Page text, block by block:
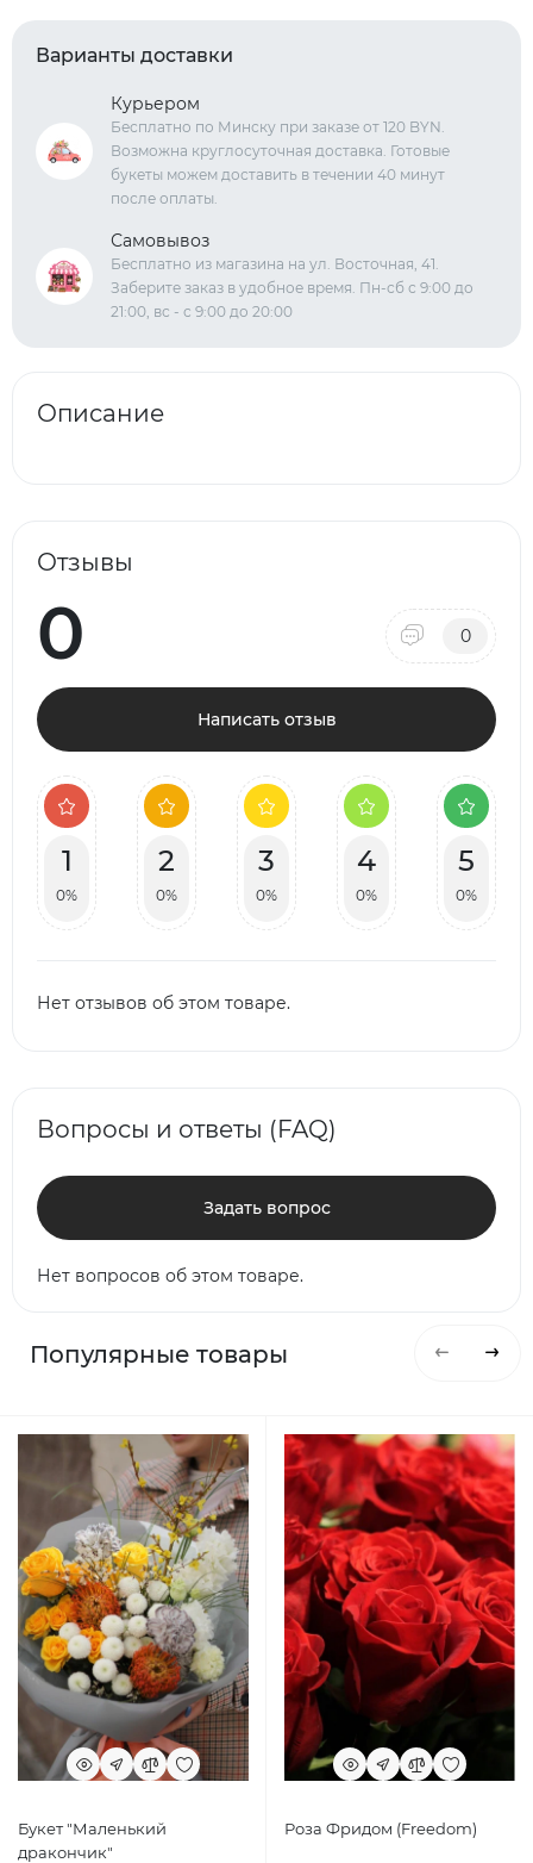
Варианты доставки
Курьером
Бесплатно по Минску при заказе от 120 BYN.
Возможна круглосуточная доставка. Готовые
букеты можем доставить в течении 40 минут
после оплаты.
Самовывоз
Бесплатно из магазина на ул. Восточная, 41.
Заберите заказ в удобное время. Пн-сб с 9:00 до
21:00, вс - с 9:00 до 20:00
Описание
Отзывы
0 0
Написать отзыв
1
0%
2
0%
3
0%
4
0%
5
0%
Нет отзывов об этом товаре.
Вопросы и ответы (FAQ)
Задать вопрос
Нет вопросов об этом товаре.
Популярные товары
Букет "Маленький
дракончик"
Роза Фридом (Freedom)